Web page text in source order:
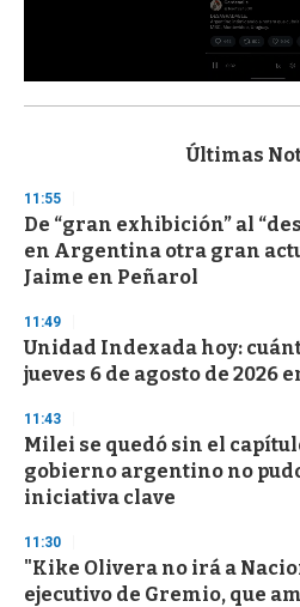
s
d
s
o
f
3
s
e
c
o
d
s
Últimas
11:55
De “gran exhibición” al
en Argentina otra gran
Jaime en Peñarol
11:49
Unidad Indexada hoy:
jueves 6 de agosto de 2026
11:43
Milei se quedó sin el
gobierno argentino no
iniciativa clave
11:30
"Kike Olivera no irá a
ejecutivo de Gremio, que